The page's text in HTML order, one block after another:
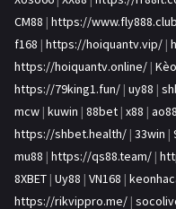
CM88 | https://
f168 | https://hoiquantv.vip/ |
https://hoiquantv.online/ |
https://79king1.fun/ | uy88 |
mcw | kuwin | 88bet | x88 | ao88
https://shbet.health/ | 33win |
mu88 | https://qs88.team/ |
8XBET | Uy88 | VN168 |
https://rikvippro.me/ |